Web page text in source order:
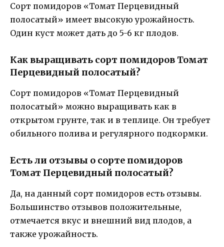
Сорт помидоров «Томат Перцевидный
полосатый» имеет высокую урожайность.
Один куст может дать до 5-6 кг плодов.
Как выращивать сорт помидоров Томат
Перцевидный полосатый?
Сорт помидоров «Томат Перцевидный
полосатый» можно выращивать как в
открытом грунте, так и в теплице. Он требует
обильного полива и регулярного подкормки.
Есть ли отзывы о сорте помидоров
Томат Перцевидный полосатый?
Да, на данный сорт помидоров есть отзывы.
Большинство отзывов положительные,
отмечается вкус и внешний вид плодов, а
также урожайность.